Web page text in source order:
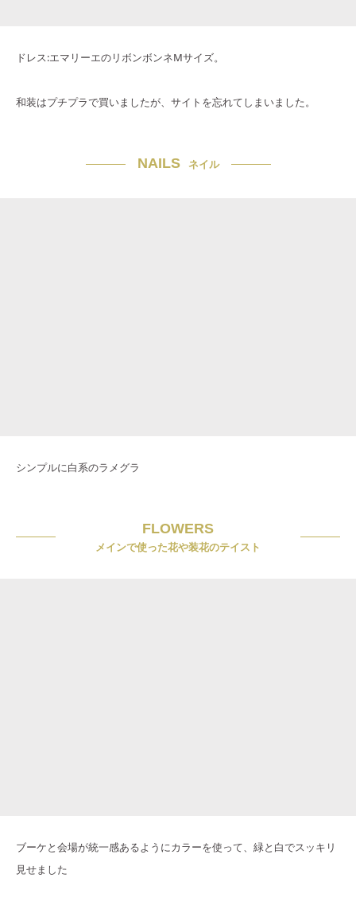
ドレス:エマリーエのリボンボンネMサイズ。
和装はプチプラで買いましたが、サイトを忘れてしまいました。
NAILS ネイル
シンプルに白系のラメグラ
FLOWERS
メインで使った花や装花のテイスト
ブーケと会場が統一感あるようにカラーを使って、緑と白でスッキリ
見せました